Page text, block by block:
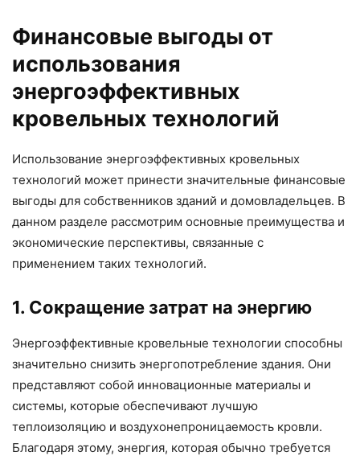
Финансовые выгоды от
использования
энергоэффективных
кровельных технологий
Использование энергоэффективных кровельных
технологий может принести значительные финансовые
выгоды для собственников зданий и домовладельцев. В
данном разделе рассмотрим основные преимущества и
экономические перспективы, связанные с
применением таких технологий.
1. Сокращение затрат на энергию
Энергоэффективные кровельные технологии способны
значительно снизить энергопотребление здания. Они
представляют собой инновационные материалы и
системы, которые обеспечивают лучшую
теплоизоляцию и воздухонепроницаемость кровли.
Благодаря этому, энергия, которая обычно требуется